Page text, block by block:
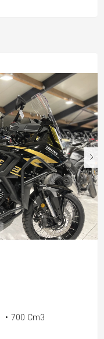
• 700 Cm3